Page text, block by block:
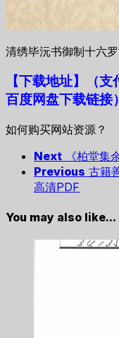
清绣毕沅书御制十六
【下载地址】
（
百度网盘下载链接）
如何购买网站资源？
Next
《柏堂集
Previous 古籍
高清PDF
You may also like...